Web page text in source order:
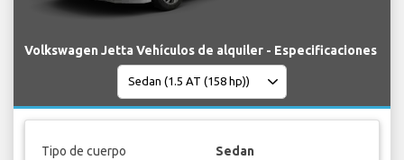
Volkswagen Jetta Vehículos de alquiler - Especificaciones
Tipo de cuerpo Sedan